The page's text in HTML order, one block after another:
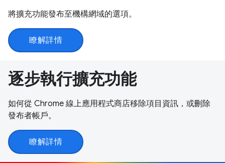
將擴充功能發布至機構網域的選項。
瞭解詳情
逐步執行擴充功能
如何從 Chrome 線上應用程式商店移除項目資訊，或刪除
發布者帳戶。
瞭解詳情